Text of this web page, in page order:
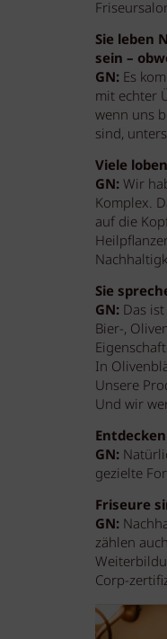
Sie leben
sein –
GN: Es
mit echter
wenn uns
sind,
Viele
GN: Wir
Komplex.
auf die
Sie
GN: Das
Bier-,
In
Unsere
Und wir
GN:
gezielte
Friseure
GN:
zählen
Corp-